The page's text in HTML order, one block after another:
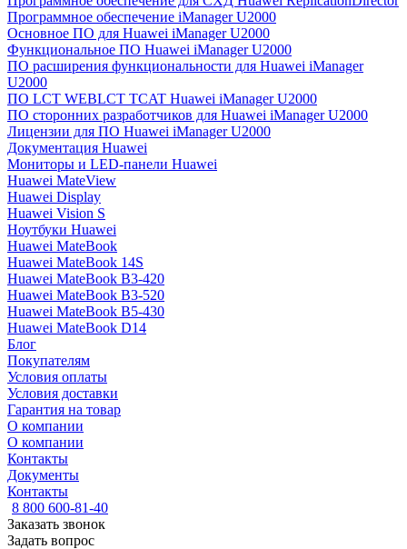
Программное обеспечение iManager U2000
Основное ПО для Huawei iManager U2000
Функциональное ПО Huawei iManager U2000
ПО расширения функциональности для Huawei iManager
U2000
ПО LCT WEBLCT TCAT Huawei iManager U2000
ПО сторонних разработчиков для Huawei iManager U2000
Лицензии для ПО Huawei iManager U2000
Документация Huawei
Мониторы и LED-панели Huawei
Huawei MateView
Huawei Display
Huawei Vision S
Ноутбуки Huawei
Huawei MateBook
Huawei MateBook 14S
Huawei MateBook B3-420
Huawei MateBook B3-520
Huawei MateBook B5-430
Huawei MateBook D14
Блог
Покупателям
Условия оплаты
Условия доставки
Гарантия на товар
О компании
О компании
Контакты
Документы
Контакты
8 800 600-81-40
Заказать звонок
Задать вопрос